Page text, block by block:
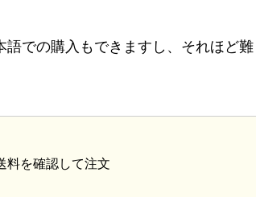
語での購入もできますし、それほど
料を確認して注文